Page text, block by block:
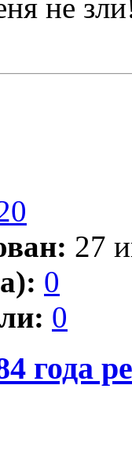
не
27
0
0
года